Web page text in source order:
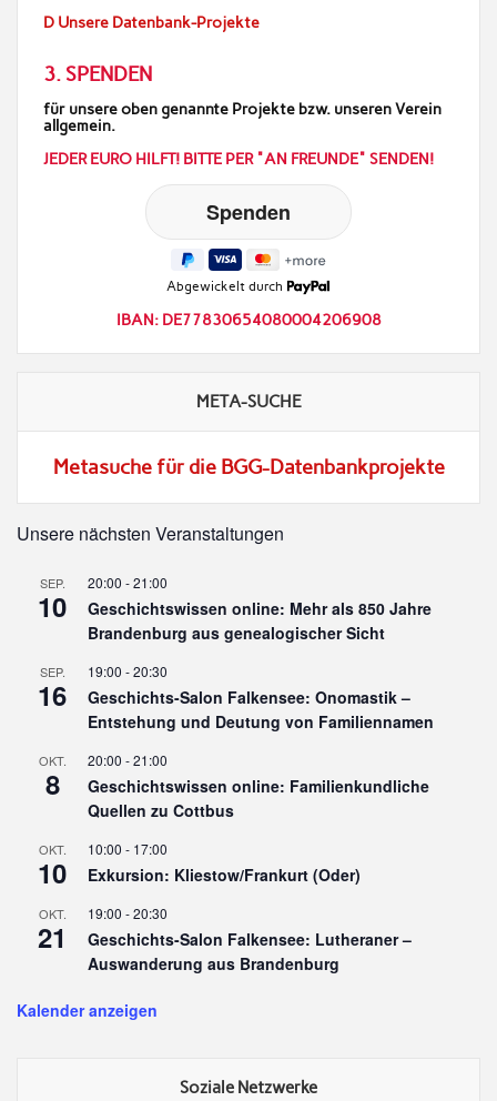
D Unsere Datenbank-Projekte
3. SPENDEN
für unsere oben genannte Projekte bzw. unseren Verein
allgemein.
JEDER EURO HILFT! BITTE PER "AN FREUNDE" SENDEN!
Abgewickelt durch
IBAN: DE77830654080004206908
META-SUCHE
Metasuche für die BGG-Datenbankprojekte
Unsere nächsten Veranstaltungen
SEP.
10
20:00 -21:00
Geschichtswissen online: Mehr als 850 Jahre
Brandenburg aus genealogischer Sicht
SEP.
16
19:00 -20:30
Geschichts-Salon Falkensee: Onomastik –
Entstehung und Deutung von Familiennamen
OKT.
8
20:00 -21:00
Geschichtswissen online: Familienkundliche
Quellen zu Cottbus
OKT.
10
10:00 - 17:00
Exkursion: Kliestow/Frankurt (Oder)
OKT.
21
19:00 -20:30
Geschichts-Salon Falkensee: Lutheraner –
Auswanderung aus Brandenburg
Kalender anzeigen
Soziale Netzwerke